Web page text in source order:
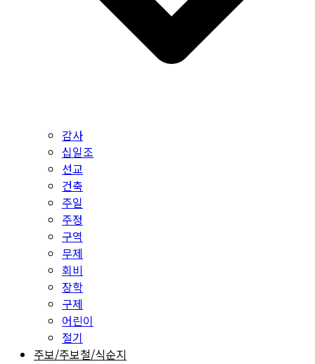
감사
십일조
선교
건축
주일
주정
구역
무제
회비
장학
구제
어린이
절기
주보/주보철/식순지